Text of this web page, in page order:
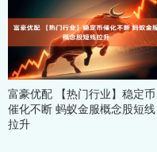
富豪优配 【热门行业】稳定币
催化不断 蚂蚁金服概念股短线
拉升